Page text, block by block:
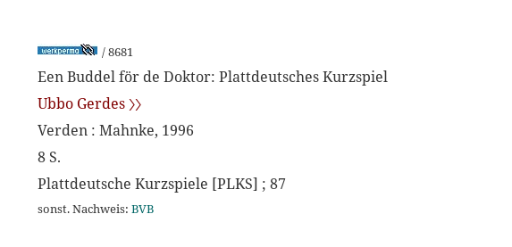
/ 8681
Een Buddel för de Doktor: Plattdeutsches Kurzspiel
Ubbo Gerdes 〉〉
Verden : Mahnke, 1996
8 S.
Plattdeutsche Kurzspiele [PLKS] ; 87
sonst. Nachweis: BVB